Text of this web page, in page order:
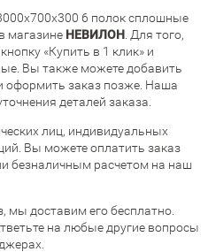
6 полок сплошные
магазине НЕВИЛОН . Для того,
«Купить в 1 клик» и
Вы также можете добавить
оформить заказ позже. Наша
деталей заказа.
лиц, индивидуальных
Вы можете оплатить заказ
безналичным расчетом на наш
мы доставим его бесплатно.
на любые другие вопросы